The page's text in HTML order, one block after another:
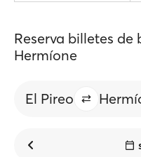
Reserva billetes de
Hermíone
El Pireo